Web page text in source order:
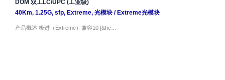
DOM 双工LC/UPC (工业级)
40Km, 1.25G, sfp, Extreme, 光模块/Extreme光模块
产品概述 极进（Extreme）兼容10 [&he…